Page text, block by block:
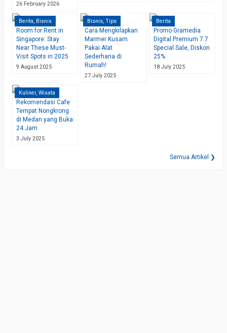
26 February 2026
Berita, Bisnis
Room for Rent in
Singapore: Stay
Near These Must-
Visit Spots in 2025
9 August 2025
Bisnis,Tips
Cara Mengkilapkan
Marmer Kusam
Pakai Alat
Sederhana di
Rumah!
27 July 2025
Berita
Promo Gramedia
Digital Premium 7.7
Special Sale, Diskon
25%
18 July 2025
Kuliner, Wisata
Rekomendasi Cafe
Tempat Nongkrong
di Medan yang Buka
24 Jam
3 July 2025
Semua Artikel ❯